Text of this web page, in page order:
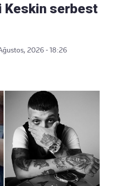
Keskin serbest
2026 - 18:26